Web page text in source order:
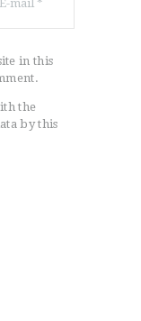
in this
the
by this